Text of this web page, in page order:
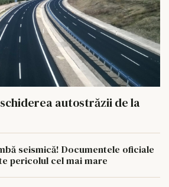
autostrăzii de la
seismică! Documentele oficiale
pericolul cel mai mare